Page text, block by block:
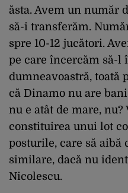
ăsta. Avem un număr
să-i transferăm.
spre 10-12 jucători.
pe care încercăm să-l
dumneavoastră, toată
că Dinamo nu are
nu e atât de mare, nu?
constituirea unui lot
posturile, care să aibă
similare, dacă nu
Nicolescu.